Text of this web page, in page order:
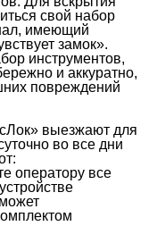
свой набор
имеющий
замок».
инструментов,
и аккуратно,
повреждений
выезжают для
во все дни
оператору все